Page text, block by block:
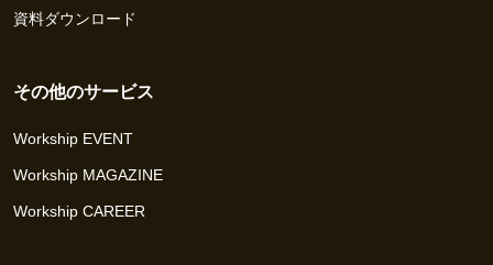
資料ダウンロード
その他のサービス
Workship EVENT
Workship MAGAZINE
Workship CAREER